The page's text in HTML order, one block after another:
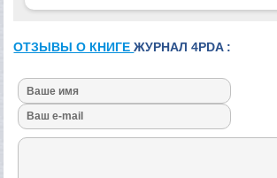
ОТЗЫВЫ О КНИГЕЖУРНАЛ 4PDA :